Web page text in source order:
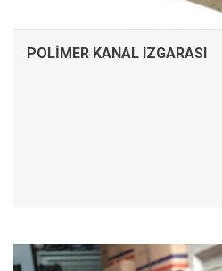
POLIMER KANAL IZGARASI
İNCELE